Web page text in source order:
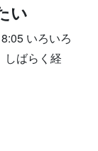
い
いろいろ
しばらく経